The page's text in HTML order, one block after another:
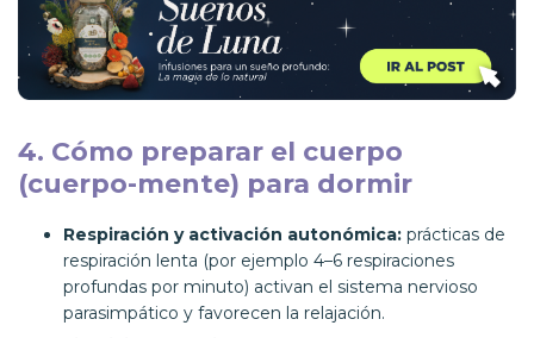
4. Cómo preparar el cuerpo
(cuerpo-mente) para dormir
Respiración y activación autonómica: prácticas de
respiración lenta (por ejemplo 4–6 respiraciones
profundas por minuto) activan el sistema nervioso
parasimpático y favorecen la relajación.